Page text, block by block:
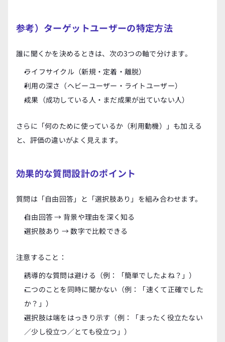
参考）ターゲットユーザーの特定方法
誰に聞くかを決めるときは、次の3つの軸で分けます。
ライフサイクル（新規・定着・離脱）
利用の深さ（ヘビーユーザー・ライトユーザー）
成果（成功している人・まだ成果が出ていない人）
さらに「何のために使っているか（利用動機）」も加える
と、評価の違いがよく見えます。
効果的な質問設計のポイント
質問は「自由回答」と「選択肢あり」を組み合わせます。
自由回答 → 背景や理由を深く知る
選択肢あり → 数字で比較できる
注意すること：
誘導的な質問は避ける（例：「簡単でしたよね？」）
二つのことを同時に聞かない（例：「速くて正確でした
か？」）
選択肢は端をはっきり示す（例：「まったく役立たない
／少し役立つ／とても役立つ」）